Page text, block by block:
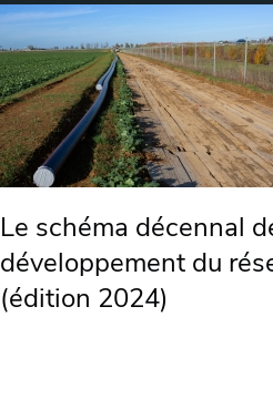
Le schéma décennal
développement du
(édition 2024)